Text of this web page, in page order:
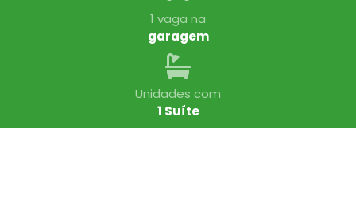
1 vaga na
garagem
Unidades com
1 Suíte